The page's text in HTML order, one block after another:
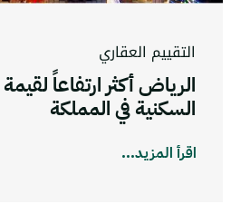
التقييم العقاري
الرياض أكثر ارتفاعاً
السكنية في المملكة
اقرأ المزيد...